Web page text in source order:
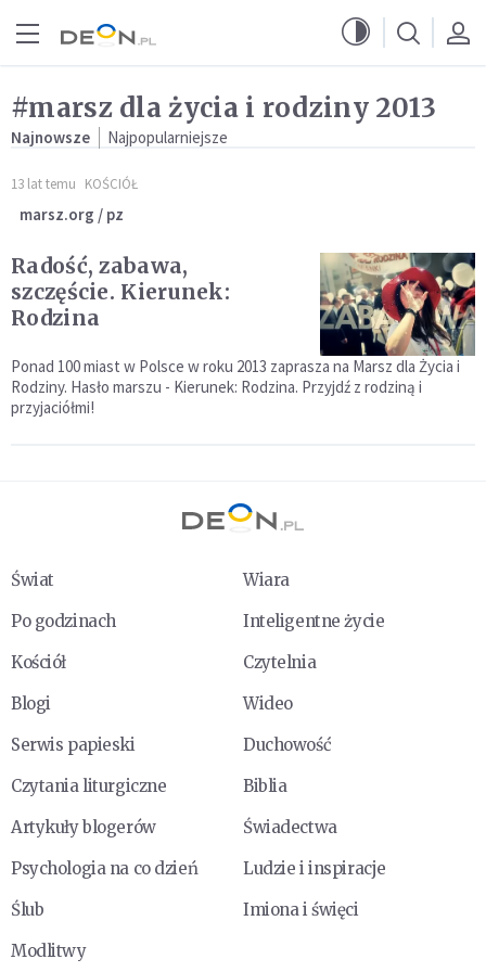
#marsz dla życia i rodziny 2013
Najnowsze Najpopularniejsze
13 lat temu KOŚCIÓŁ
marsz.org / pz
Radość, zabawa,
szczęście. Kierunek:
Rodzina
Ponad 100 miast w Polsce w roku 2013 zaprasza na Marsz dla Życia i
Rodziny. Hasło marszu - Kierunek: Rodzina. Przyjdź z rodziną i
przyjaciółmi!
Świat
Wiara
Po godzinach
Inteligentne życie
Kościół
Czytelnia
Blogi
Wideo
Serwis papieski
Duchowość
Czytania liturgiczne
Biblia
Artykuły blogerów
Świadectwa
Psychologia na co dzień
Ludzie i inspiracje
Ślub
Imiona i święci
Modlitwy